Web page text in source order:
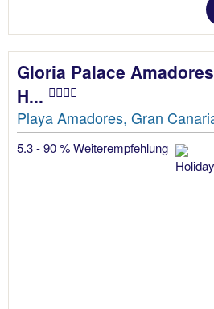
Gloria Palace
H...
Playa Amadores, Gran
5.3 - 90 % Weiterempfehlung